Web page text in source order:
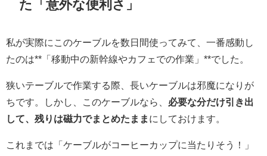
た「意外な便利さ」
私が実際にこのケーブルを数日間使ってみて、一番感動し
たのは**「移動中の新幹線やカフェでの作業」**でした。
狭いテーブルで作業する際、長いケーブルは邪魔になりが
ちです。しかし、このケーブルなら、 必要な分だけ引き出
して、残りは磁力でまとめたまま にしておけます。
これまでは「ケーブルがコーヒーカップに当たりそう！」